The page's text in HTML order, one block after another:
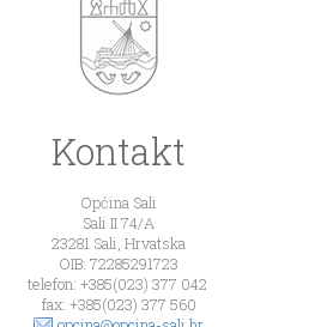
Kontakt
Općina Sali
Sali II 74/A
23281 Sali, Hrvatska
OIB: 72285291723
telefon: +385(023) 377 042
fax: +385(023) 377 560